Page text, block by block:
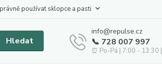
používat sklopce a pasti
Hledat
info@repulse.cz
📞 728 007 997
⏰ Po-Pá | 7:00 - 13:30 |